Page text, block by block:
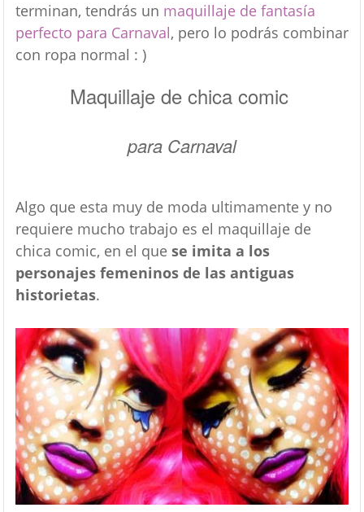
terminan, tendrás un maquillaje de fantasía
perfecto para Carnaval, pero lo podrás combinar
con ropa normal : )
Maquillaje de chica comic
para Carnaval
Algo que esta muy de moda ultimamente y no
requiere mucho trabajo es el maquillaje de
chica comic, en el que se imita a los
personajes femeninos de las antiguas
historietas.